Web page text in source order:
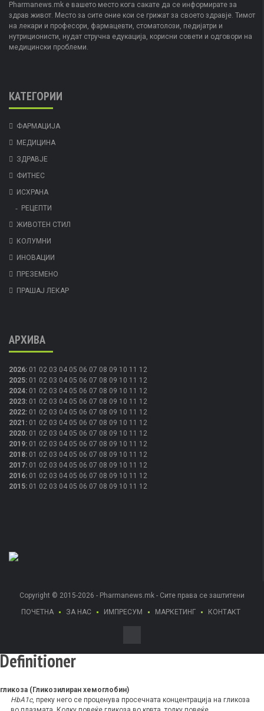
Pharmanews.mk е вашето место кога сакате да се информирате за
здрав живот. Место за сите оние кои се грижат за своето здравје. Тимот
на лекари и професори, фармацевти, стоматолози, педијатри и
нутриционисти, нудат стручна едукација, корисни совети и одговори на
медицински проблеми.
КАТЕГОРИИ
ФАРМАЦИЈА
МЕДИЦИНА
ЗДРАВЈЕ
ФИТНЕС
ИСХРАНА
РЕЦЕПТИ
ЖИВОТЕН СТИЛ
КОЛУМНИ
ИНОВАЦИИ
ПРЕЗЕМЕНО
ПРАШАЈ ЛЕКАР
АРХИВА
2026: 01 02 03 04 05 06 07 08 09 10 11 12
2025: 01 02 03 04 05 06 07 08 09 10 11 12
2024: 01 02 03 04 05 06 07 08 09 10 11 12
2023: 01 02 03 04 05 06 07 08 09 10 11 12
2022: 01 02 03 04 05 06 07 08 09 10 11 12
2021 : 01 02 03 04 05 06 07 08 09 10 11 12
2020: 01 02 03 04 05 06 07 08 09 10 11 12
2019: 01 02 03 04 05 06 07 08 09 10 11 12
2018: 01 02 03 04 05 06 07 08 09 10 11 12
2017: 01 02 03 04 05 06 07 08 09 10 11 12
2016: 01 02 03 04 05 06 07 08 09 10 11 12
2015: 01 02 03 04 05 06 07 08 09 10 11 12
Copyright © 2015-2026 - Pharmanews.mk - Сите права се заштитени
ПОЧЕТНА
ЗА НАС ИМПРЕСУМ МАРКЕТИНГ КОНТАКТ
Definitioner
гликоза (Гликозилиран хемоглобин)
HbA1c, преку него се проценува просечната концентрација на гликоза